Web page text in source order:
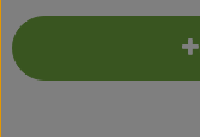
NonFood & Saaten